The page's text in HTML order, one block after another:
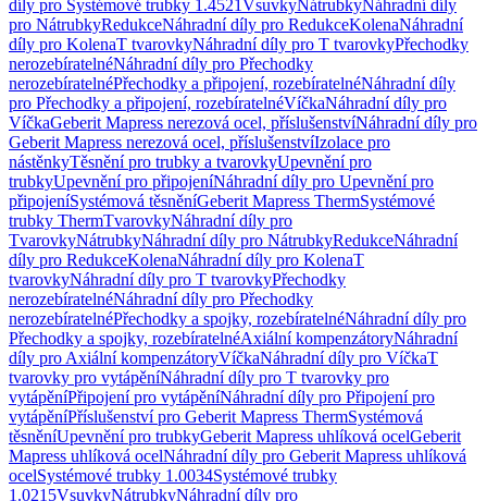
díly pro Systémové trubky 1.4521VsuvkyNátrubkyNáhradní díly
pro NátrubkyRedukceNáhradní díly pro RedukceKolenaNáhradní
díly pro KolenaT tvarovkyNáhradní díly pro T tvarovkyPřechodky
nerozebíratelnéNáhradní díly pro Přechodky
nerozebíratelnéPřechodky a připojení, rozebíratelnéNáhradní díly
pro Přechodky a připojení, rozebíratelnéVíčkaNáhradní díly pro
VíčkaGeberit Mapress nerezová ocel, příslušenstvíNáhradní díly pro
Geberit Mapress nerezová ocel, příslušenstvíIzolace pro
nástěnkyTěsnění pro trubky a tvarovkyUpevnění pro
trubkyUpevnění pro připojeníNáhradní díly pro Upevnění pro
připojeníSystémová těsněníGeberit Mapress ThermSystémové
trubky ThermTvarovkyNáhradní díly pro
TvarovkyNátrubkyNáhradní díly pro NátrubkyRedukceNáhradní
díly pro RedukceKolenaNáhradní díly pro KolenaT
tvarovkyNáhradní díly pro T tvarovkyPřechodky
nerozebíratelnéNáhradní díly pro Přechodky
nerozebíratelnéPřechodky a spojky, rozebíratelnéNáhradní díly pro
Přechodky a spojky, rozebíratelnéAxiální kompenzátoryNáhradní
díly pro Axiální kompenzátoryVíčkaNáhradní díly pro VíčkaT
tvarovky pro vytápěníNáhradní díly pro T tvarovky pro
vytápěníPřipojení pro vytápěníNáhradní díly pro Připojení pro
vytápěníPříslušenství pro Geberit Mapress ThermSystémová
těsněníUpevnění pro trubkyGeberit Mapress uhlíková ocelGeberit
Mapress uhlíková ocelNáhradní díly pro Geberit Mapress uhlíková
ocelSystémové trubky 1.0034Systémové trubky
1.0215VsuvkyNátrubkyNáhradní díly pro